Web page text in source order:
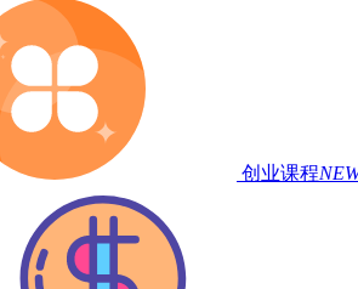
创业课程